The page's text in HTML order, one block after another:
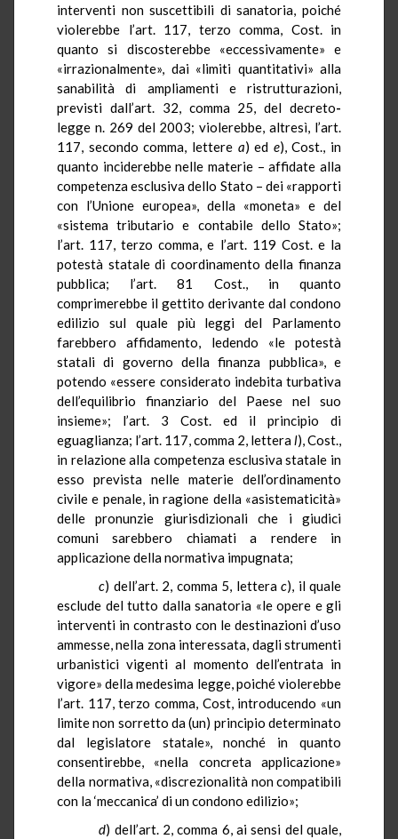
interventi non suscettibili di sanatoria, poiché
violerebbe l’art. 117, terzo comma, Cost. in
quanto si discosterebbe «eccessivamente» e
«irrazionalmente», dai «limiti quantitativi» alla
sanabilità di ampliamenti e ristrutturazioni,
previsti dall’art. 32, comma 25, del decreto-
legge n. 269 del 2003; violerebbe, altresì, l’art.
117, secondo comma, lettere a) ed e), Cost., in
quanto inciderebbe nelle materie – affidate alla
competenza esclusiva dello Stato – dei «rapporti
con l’Unione europea», della «moneta» e del
«sistema tributario e contabile dello Stato»;
l’art. 117, terzo comma, e l’art. 119 Cost. e la
potestà statale di coordinamento della finanza
pubblica; l’art. 81 Cost., in quanto
comprimerebbe il gettito derivante dal condono
edilizio sul quale più leggi del Parlamento
farebbero affidamento, ledendo «le potestà
statali di governo della finanza pubblica», e
potendo «essere considerato indebita turbativa
dell’equilibrio finanziario del Paese nel suo
insieme»; l’art. 3 Cost. ed il principio di
eguaglianza; l’art. 117, comma 2, letteral), Cost.,
in relazione alla competenza esclusiva statale in
esso prevista nelle materie dell’ordinamento
civile e penale, in ragione della «asistematicità»
delle pronunzie giurisdizionali che i giudici
comuni sarebbero chiamati a rendere in
applicazione della normativa impugnata;
c) dell’art. 2, comma 5, letterac), il quale
esclude del tutto dalla sanatoria «le opere e gli
interventi in contrasto con le destinazioni d’uso
ammesse, nella zona interessata, dagli strumenti
urbanistici vigenti al momento dell’entrata in
vigore» della medesima legge, poiché violerebbe
l’art. 117, terzo comma, Cost, introducendo «un
limite non sorretto da (un) principio determinato
dal legislatore statale», nonché in quanto
consentirebbe, «nella concreta applicazione»
della normativa, «discrezionalità non compatibili
con la ‘meccanica’ di un condono edilizio»;
d) dell’art. 2, comma 6, ai sensi del quale,